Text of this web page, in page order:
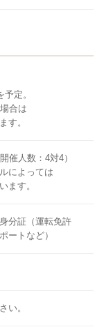
定。
合は
す。
催人数：4対4）
によっては
ます。
分証（運転免許
ートなど）
い。